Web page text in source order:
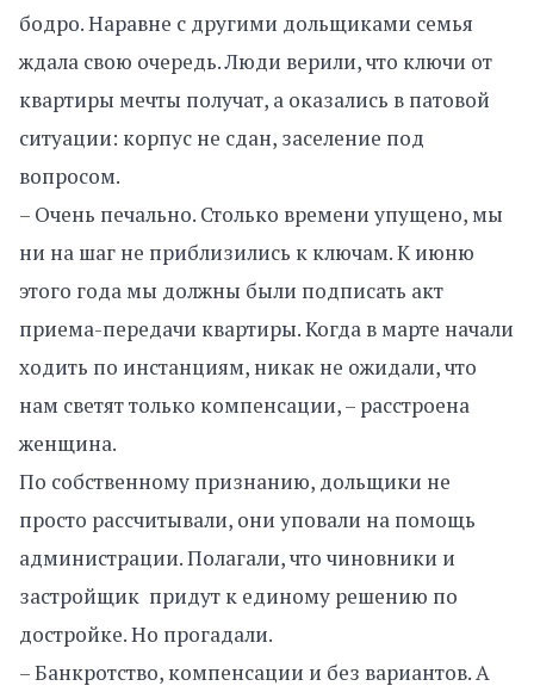
бодро. Наравне с другими дольщиками семья
ждала свою очередь. Люди верили, что ключи от
квартиры мечты получат, а оказались в патовой
ситуации: корпус не сдан, заселение под
вопросом.
– Очень печально. Столько времени упущено, мы
ни на шаг не приблизились к ключам. К июню
этого года мы должны были подписать акт
приема-передачи квартиры. Когда в марте начали
ходить по инстанциям, никак не ожидали, что
нам светят только компенсации, – расстроена
женщина.
По собственному признанию, дольщики не
просто рассчитывали, они уповали на помощь
администрации. Полагали, что чиновники и
застройщик придут к единому решению по
достройке. Но прогадали.
– Банкротство, компенсации и без вариантов. А